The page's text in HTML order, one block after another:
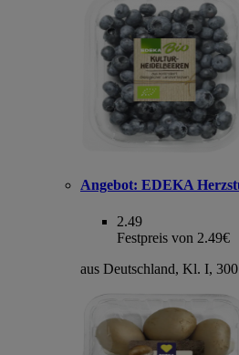
Angebot: EDEKA
2.49
Festpreis von 2.49€
aus Deutschland, Kl. I,